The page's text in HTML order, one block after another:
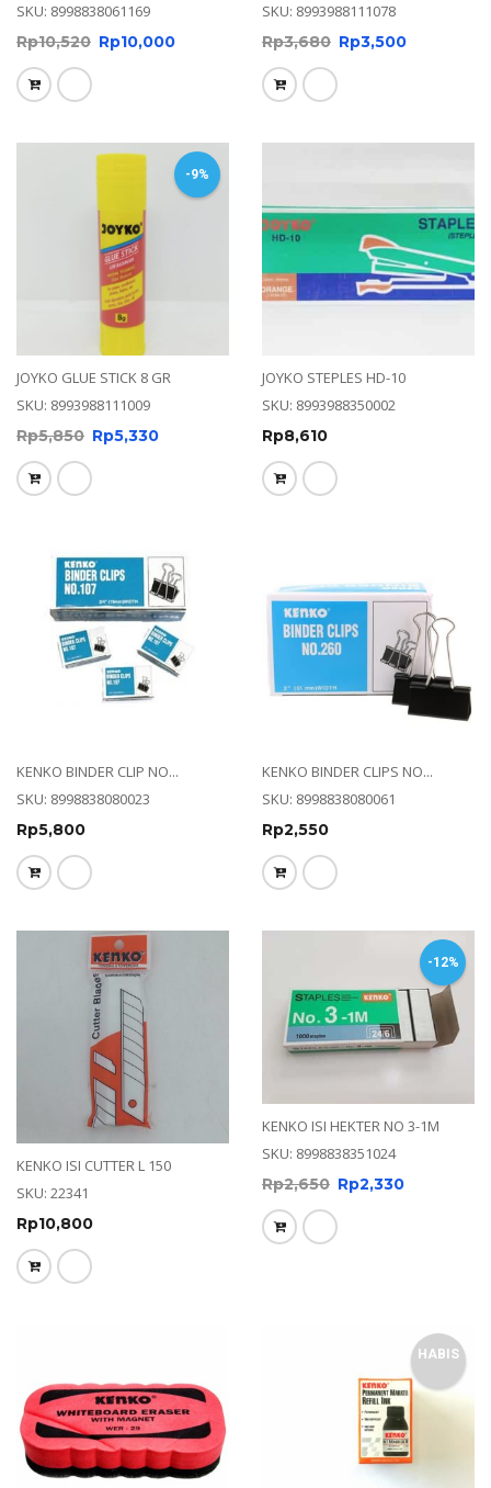
SKU: 8998838061169
Rp10,520 Rp10,000
SKU: 8993988111078
Rp3,680 Rp3,500
-9%
JOYKO GLUE STICK 8 GR
SKU: 8993988111009
Rp5,850 Rp5,330
JOYKO STEPLES HD-10
SKU: 8993988350002
Rp8,610
KENKO BINDER CLIP NO...
SKU: 8998838080023
Rp5,800
KENKO BINDER CLIPS NO...
SKU: 8998838080061
Rp2,550
KENKO ISI CUTTER L 150
SKU: 22341
Rp10,800
-12%
KENKO ISI HEKTER NO 3-1M
SKU: 8998838351024
Rp2,650 Rp2,330
HABIS